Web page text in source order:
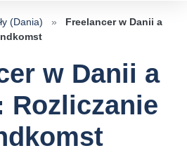
(Dania) »
Freelancer w Danii a
w Danii a
Rozliczanie